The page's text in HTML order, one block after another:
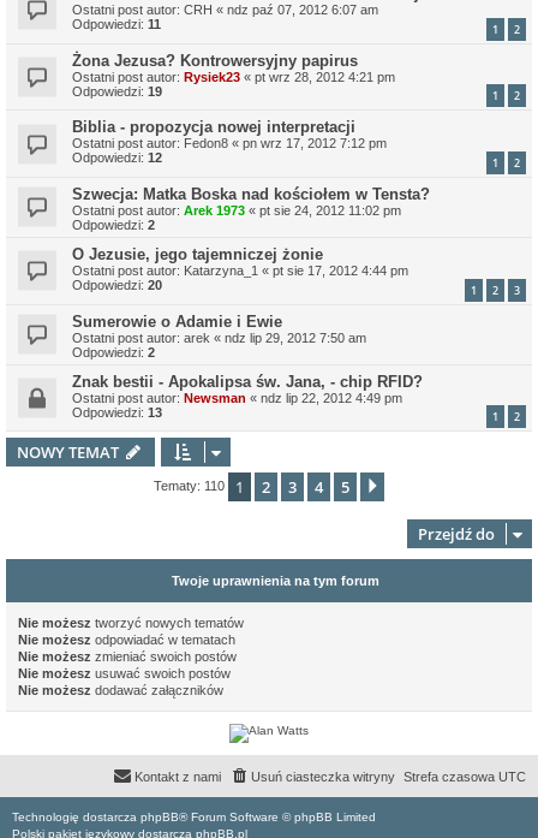
Ostatni post autor: CRH « ndz paź 07, 2012 6:07 am
Odpowiedzi: 11 1 2
Żona Jezusa? Kontrowersyjny papirus
Ostatni post autor: Rysiek23 « pt wrz 28, 2012 4:21 pm
Odpowiedzi: 19 1 2
Biblia - propozycja nowej interpretacji
Ostatni post autor: Fedon8 « pn wrz 17, 2012 7:12 pm
Odpowiedzi: 12 1 2
Szwecja: Matka Boska nad kościołem w Tensta?
Ostatni post autor: Arek 1973 « pt sie 24, 2012 11:02 pm
Odpowiedzi: 2
O Jezusie, jego tajemniczej żonie
Ostatni post autor: Katarzyna_1 « pt sie 17, 2012 4:44 pm
Odpowiedzi: 20 1 2 3
Sumerowie o Adamie i Ewie
Ostatni post autor: arek « ndz lip 29, 2012 7:50 am
Odpowiedzi: 2
Znak bestii - Apokalipsa św. Jana, - chip RFID?
Ostatni post autor: Newsman « ndz lip 22, 2012 4:49 pm
Odpowiedzi: 13 1 2
NOWY TEMAT
Tematy: 110 1 2 3 4 5
Przejdź do
Twoje uprawnienia na tym forum
Nie możesz tworzyć nowych tematów
Nie możesz odpowiadać w tematach
Nie możesz zmieniać swoich postów
Nie możesz usuwać swoich postów
Nie możesz dodawać załączników
Strefa czasowa UTC
Usuń ciasteczka witryny
Kontakt z nami
Technologię dostarcza phpBB® Forum Software © phpBB Limited
Polski pakiet językowy dostarcza phpBB.pl